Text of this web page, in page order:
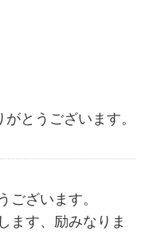
とうございます。
ございます。
ます、励みなりま